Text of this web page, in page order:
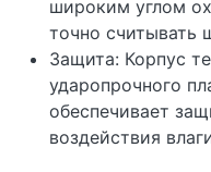
широким углом
точно считывать
Защита: Корпус
ударопрочного
обеспечивает
воздействия